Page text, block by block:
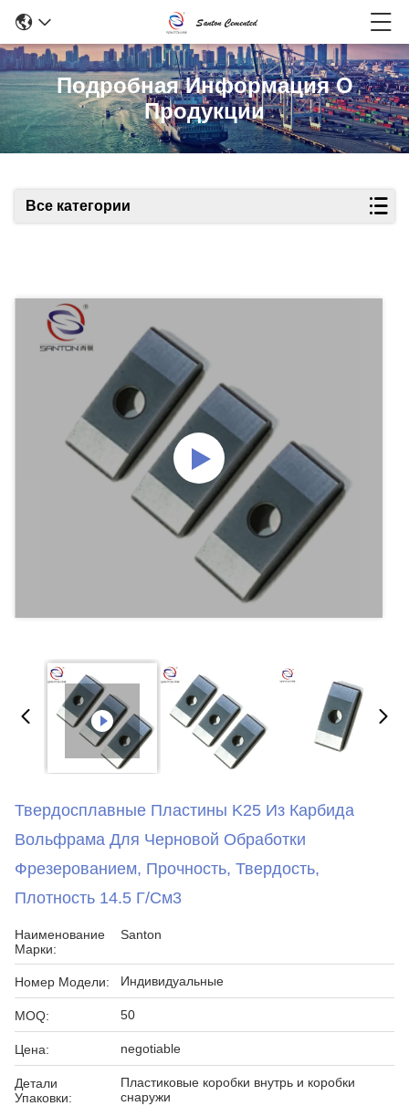
Подробная Информация О
Продукции
Все категории
Твердосплавные Пластины K25 Из Карбида
Вольфрама Для Черновой Обработки
Фрезерованием, Прочность, Твердость,
Плотность 14.5 Г/см3
Наименование
Марки:
Santon
Номер Модели: Индивидуальные
MOQ: 50
Цена: negotiable
Детали
Упаковки:
Пластиковые коробки внутрь и коробки
снаружи